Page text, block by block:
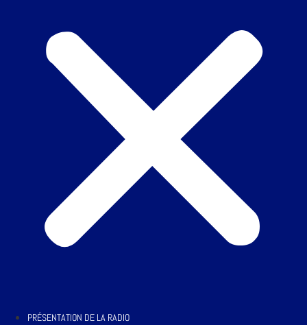
PRÉSENTATION DE LA RADIO